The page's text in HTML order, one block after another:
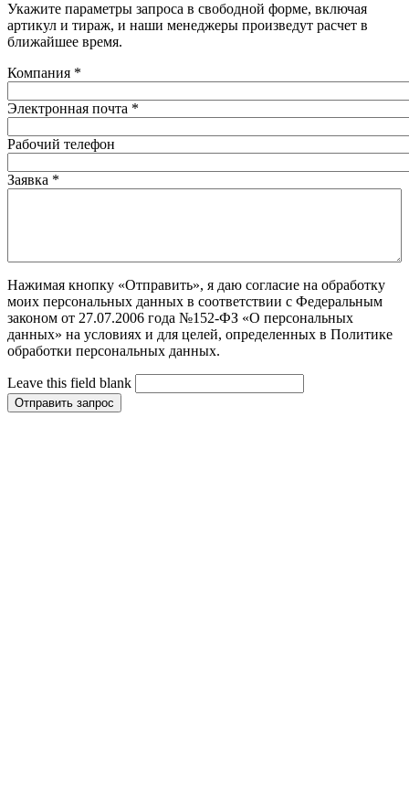
Укажите параметры запроса в свободной форме, включая
артикул и тираж, и наши менеджеры произведут расчет в
ближайшее время.
Компания *
Электронная почта *
Рабочий телефон
Заявка *
Нажимая кнопку «Отправить», я даю согласие на обработку
моих персональных данных в соответствии с Федеральным
законом от 27.07.2006 года №152-ФЗ «О персональных
данных» на условиях и для целей, определенных в Политике
обработки персональных данных.
Leave this field blank
Отправить запрос